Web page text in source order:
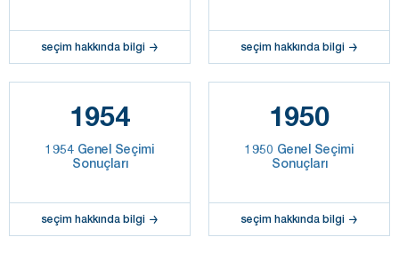
seçim hakkında bilgi seçim hakkında bilgi
1954
1954 Genel Seçimi
Sonuçları
seçim hakkında bilgi
1950
1950 Genel Seçimi
Sonuçları
seçim hakkında bilgi